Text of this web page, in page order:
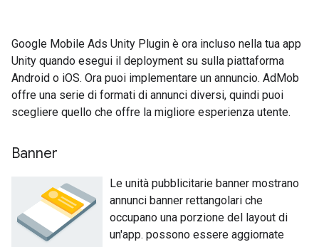
Google Mobile Ads Unity Plugin è ora incluso nella tua app
Unity quando esegui il deployment su sulla piattaforma
Android o iOS. Ora puoi implementare un annuncio. AdMob
offre una serie di formati di annunci diversi, quindi puoi
scegliere quello che offre la migliore esperienza utente.
Banner
Le unità pubblicitarie banner mostrano
annunci banner rettangolari che
occupano una porzione del layout di
un'app. possono essere aggiornate